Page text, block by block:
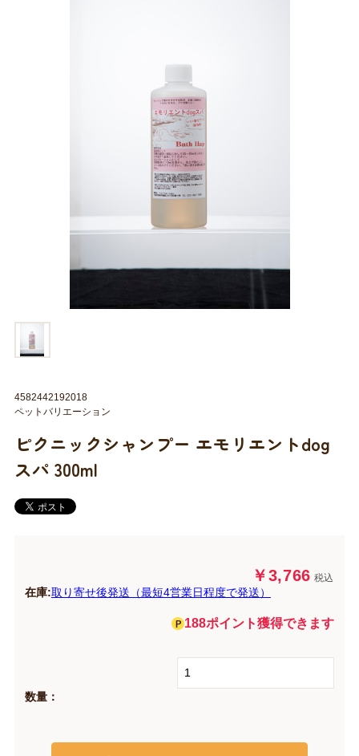
ピクニックシャンプー エモリエントdog
スパ 300ml
￥3,766 税込
在庫:取り寄せ後発送（最短4営業日程度で発送）
188ポイント獲得できます
数量：
4582442192018
ペットバリエーション